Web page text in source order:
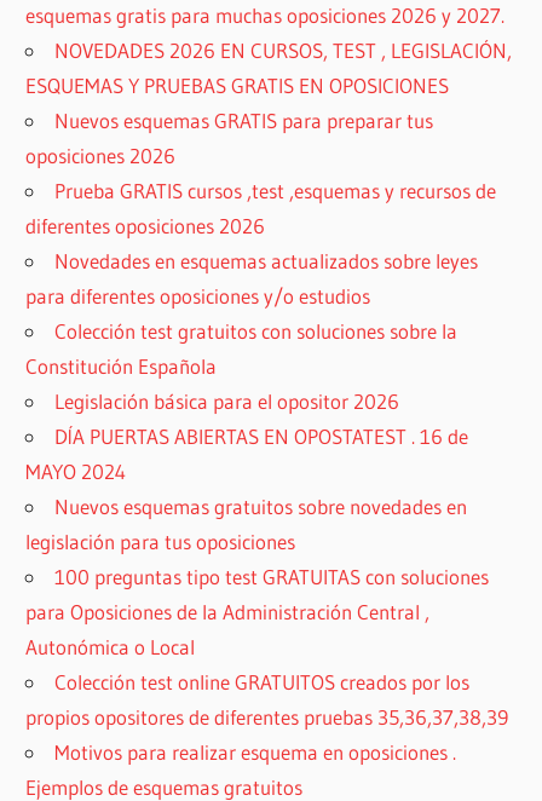
esquemas gratis para muchas oposiciones 2026 y 2027.
NOVEDADES 2026 EN CURSOS, TEST , LEGISLACIÓN,
ESQUEMAS Y PRUEBAS GRATIS EN OPOSICIONES
Nuevos esquemas GRATIS para preparar tus
oposiciones 2026
Prueba GRATIS cursos ,test ,esquemas y recursos de
diferentes oposiciones 2026
Novedades en esquemas actualizados sobre leyes
para diferentes oposiciones y/o estudios
Colección test gratuitos con soluciones sobre la
Constitución Española
Legislación básica para el opositor 2026
DÍA PUERTAS ABIERTAS EN OPOSTATEST . 16 de
MAYO 2024
Nuevos esquemas gratuitos sobre novedades en
legislación para tus oposiciones
100 preguntas tipo test GRATUITAS con soluciones
para Oposiciones de la Administración Central ,
Autonómica o Local
Colección test online GRATUITOS creados por los
propios opositores de diferentes pruebas 35,36,37,38,39
Motivos para realizar esquema en oposiciones .
Ejemplos de esquemas gratuitos